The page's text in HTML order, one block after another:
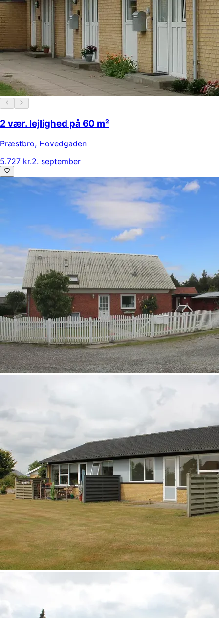
2 vær. lejlighed på 60 m²
Præstbro, Hovedgaden
5.727 kr.2. september